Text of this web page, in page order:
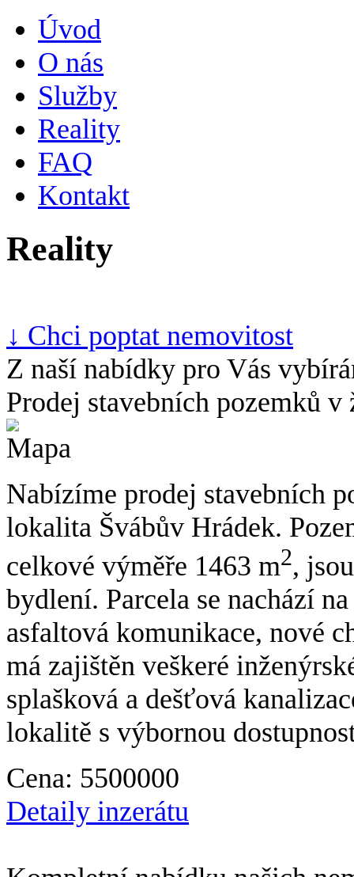
Úvod
O nás
Služby
Reality
FAQ
Kontakt
Reality
↓ Chci poptat nemovitost
Z naší nabídky pro Vás
Prodej stavebních pozemků
Nabízíme prodej stavebních
lokalita Švábův Hrádek.
celkové výměře 1463 m2,
bydlení. Parcela se nachází
asfaltová komunikace, nové
má zajištěn veškeré
splašková a dešťová
lokalitě s výbornou
Cena: 5500000
Detaily inzerátu